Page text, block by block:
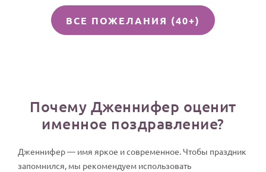
ВСЕ ПОЖЕЛАНИЯ (40+)
Почему Дженнифер оценит
именное поздравление?
Дженнифер — имя яркое и современное. Чтобы праздник
запомнился, мы рекомендуем использовать